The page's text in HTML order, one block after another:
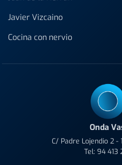
Javier Vizcaino
Cocina con nervio
Onda
C/ Padre Lojendio 2 -
Tel: 94 413